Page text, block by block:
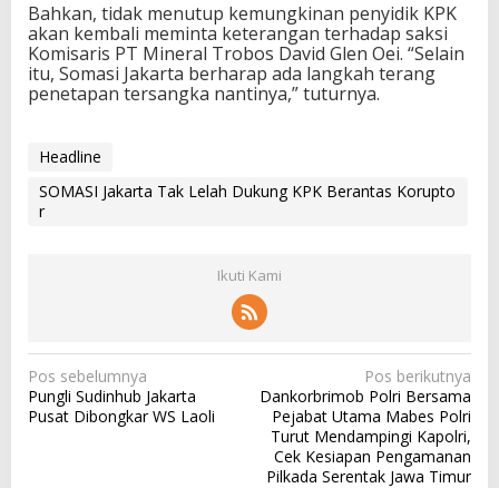
Bahkan, tidak menutup kemungkinan penyidik KPK
akan kembali meminta keterangan terhadap saksi
Komisaris PT Mineral Trobos David Glen Oei. “Selain
itu, Somasi Jakarta berharap ada langkah terang
penetapan tersangka nantinya,” tuturnya.
Headline
SOMASI Jakarta Tak Lelah Dukung KPK Berantas Korupto
r
Ikuti Kami
N
a
Pos sebelumnya
Pungli Sudinhub Jakarta
Pusat Dibongkar WS Laoli
Pos berikutnya
Dankorbrimob Polri Bersama
Pejabat Utama Mabes Polri
Turut Mendampingi Kapolri,
Cek Kesiapan Pengamanan
Pilkada Serentak Jawa Timur